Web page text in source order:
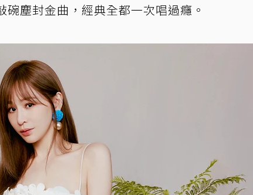
塵封金曲，經典全都一次唱過癮。